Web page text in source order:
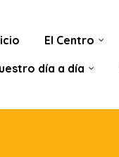
El Centro
día a día